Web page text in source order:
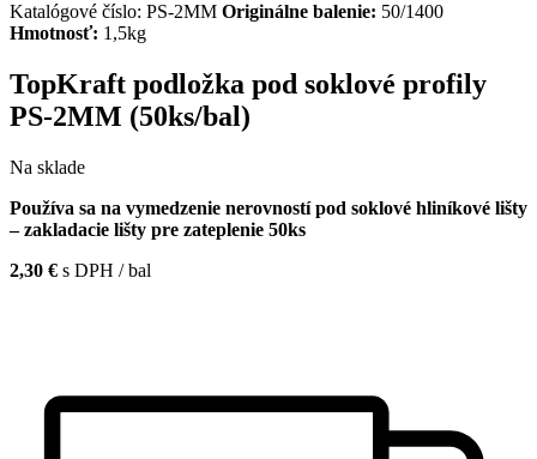
Katalógové číslo: PS-2MM Originálne balenie: 50/1400
Hmotnosť: 1,5kg
TopKraft podložka pod soklové profily
PS-2MM (50ks/bal)
Na sklade
Používa sa na vymedzenie nerovností pod soklové hliníkové lišty
– zakladacie lišty pre zateplenie 50ks
2,30 € s DPH / bal